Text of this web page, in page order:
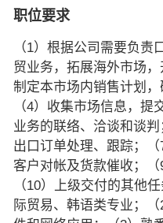
职位要求
（1）根据公司需要负
贸业务，拓展海外市场，
制定本市场内销售计划，
（4）收集市场信息，提
业务的联络、洽谈和谈
出口订单处理、跟踪；（
客户对帐及货款催收；（
（10）上级交付的其他
际贸易、韩语类专业；